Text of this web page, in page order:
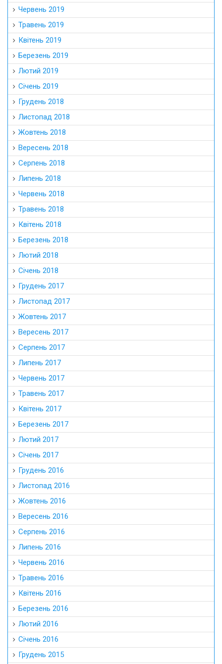
Жовтень 2018
Вересень 2018
Серпень 2018
Липень 2018
Червень 2018
Травень 2018
Квітень 2018
Березень 2018
Лютий 2018
Січень 2018
Грудень 2017
Листопад 2017
Жовтень 2017
Вересень 2017
Серпень 2017
Липень 2017
Червень 2017
Травень 2017
Квітень 2017
Березень 2017
Лютий 2017
Січень 2017
Грудень 2016
Листопад 2016
Жовтень 2016
Вересень 2016
Серпень 2016
Липень 2016
Червень 2016
Травень 2016
Квітень 2016
Березень 2016
Лютий 2016
Січень 2016
Грудень 2015
Листопад 2015
Жовтень 2015
Вересень 2015
Серпень 2015